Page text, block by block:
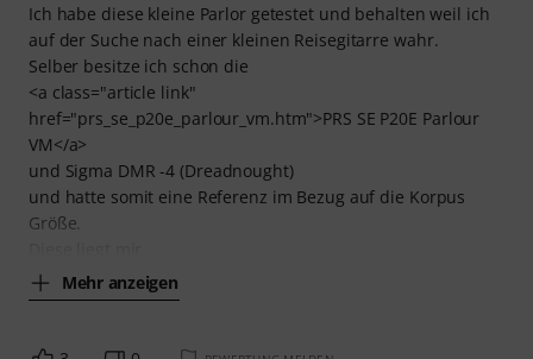
Ich habe diese kleine Parlor getestet und behalten weil ich
auf der Suche nach einer kleinen Reisegitarre wahr.
Selber besitze ich schon die
<a class="article link"
href="prs_se_p20e_parlour_vm.htm">PRS SE P20E Parlour
VM</a>
und Sigma DMR -4 (Dreadnought)
und hatte somit eine Referenz im Bezug auf die Korpus
Größe.
Mehr anzeigen